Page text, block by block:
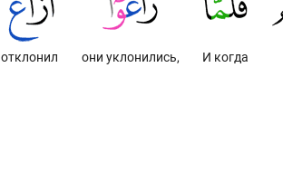
И когда
они уклонились,
отклонил